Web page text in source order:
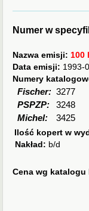
Numer w
Nazwa emisji:100
Data emisji: 1993-
Numery
Fischer: 3277
PSPZP:
3248
Michel:
3425
Ilość kopert w
Nakład: b/d
Cena wg